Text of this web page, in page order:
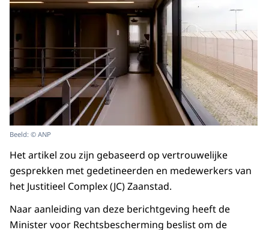
Beeld: © ANP
Het artikel zou zijn gebaseerd op vertrouwelijke
gesprekken met gedetineerden en medewerkers van
het Justitieel Complex (JC) Zaanstad.
Naar aanleiding van deze berichtgeving heeft de
Minister voor Rechtsbescherming beslist om de